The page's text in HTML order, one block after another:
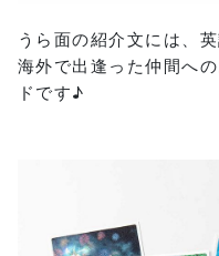
うら面の紹介文には、
海外で出逢った仲間へ
ドです♪